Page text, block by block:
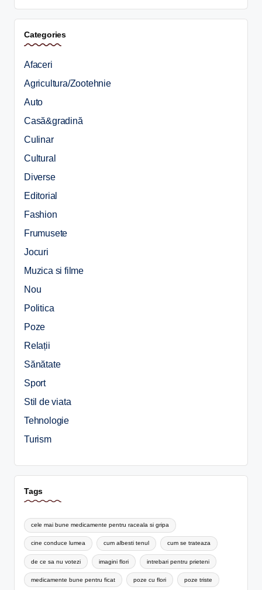
Categories
Afaceri
Agricultura/Zootehnie
Auto
Casă&gradină
Culinar
Cultural
Diverse
Editorial
Fashion
Frumusete
Jocuri
Muzica si filme
Nou
Politica
Poze
Relații
Sănătate
Sport
Stil de viata
Tehnologie
Turism
Tags
cele mai bune medicamente pentru raceala si gripa
cine conduce lumea cum albesti tenul cum se trateaza
de ce sa nu votezi imagini flori intrebari pentru prieteni
medicamente bune pentru ficat poze cu flori poze triste